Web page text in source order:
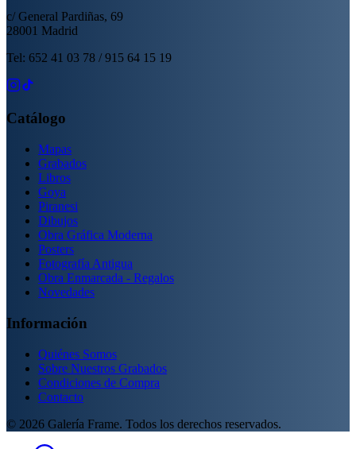
c/ General Pardiñas, 69
28001 Madrid
Tel: 652 41 03 78 / 915 64 15 19
Catálogo
Mapas
Grabados
Libros
Goya
Piranesi
Dibujos
Obra Gráfica Moderna
Posters
Fotografía Antigua
Obra Enmarcada - Regalos
Novedades
Información
Quiénes Somos
Sobre Nuestros Grabados
Condiciones de Compra
Contacto
© 2026 Galería Frame. Todos los derechos reservados.